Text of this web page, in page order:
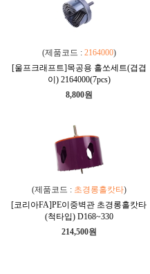
(제품코드 : 2164000)
[울프크래프트]목공용 홀쏘세트(겹겹
이) 2164000(7pcs)
8,800원
(제품코드 : 초경롱홀캇타)
[코리아FA]PE이중벽관 초경롱홀캇타
(척타입) D168~330
214,500원